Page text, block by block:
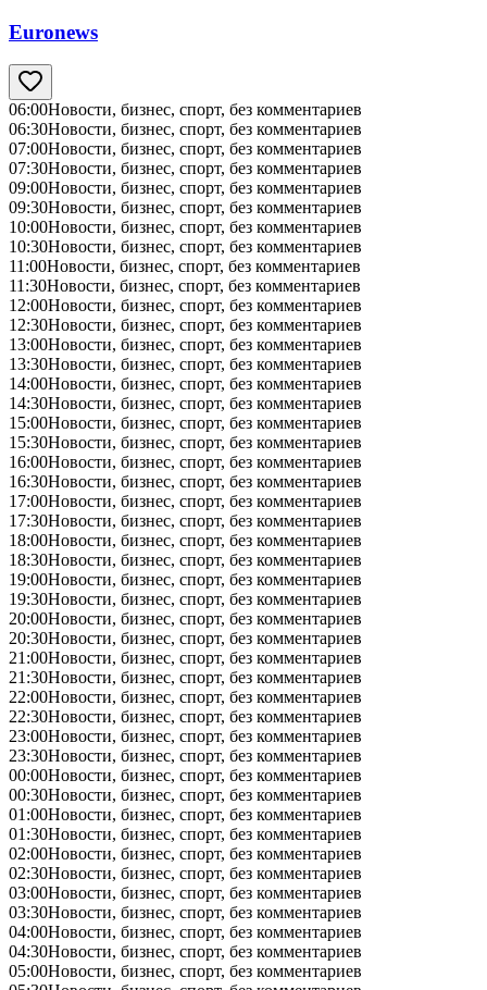
Euronews
06:00Новости, бизнес, спорт, без комментариев
06:30Новости, бизнес, спорт, без комментариев
07:00Новости, бизнес, спорт, без комментариев
07:30Новости, бизнес, спорт, без комментариев
09:00Новости, бизнес, спорт, без комментариев
09:30Новости, бизнес, спорт, без комментариев
10:00Новости, бизнес, спорт, без комментариев
10:30Новости, бизнес, спорт, без комментариев
11:00Новости, бизнес, спорт, без комментариев
11:30Новости, бизнес, спорт, без комментариев
12:00Новости, бизнес, спорт, без комментариев
12:30Новости, бизнес, спорт, без комментариев
13:00Новости, бизнес, спорт, без комментариев
13:30Новости, бизнес, спорт, без комментариев
14:00Новости, бизнес, спорт, без комментариев
14:30Новости, бизнес, спорт, без комментариев
15:00Новости, бизнес, спорт, без комментариев
15:30Новости, бизнес, спорт, без комментариев
16:00Новости, бизнес, спорт, без комментариев
16:30Новости, бизнес, спорт, без комментариев
17:00Новости, бизнес, спорт, без комментариев
17:30Новости, бизнес, спорт, без комментариев
18:00Новости, бизнес, спорт, без комментариев
18:30Новости, бизнес, спорт, без комментариев
19:00Новости, бизнес, спорт, без комментариев
19:30Новости, бизнес, спорт, без комментариев
20:00Новости, бизнес, спорт, без комментариев
20:30Новости, бизнес, спорт, без комментариев
21:00Новости, бизнес, спорт, без комментариев
21:30Новости, бизнес, спорт, без комментариев
22:00Новости, бизнес, спорт, без комментариев
22:30Новости, бизнес, спорт, без комментариев
23:00Новости, бизнес, спорт, без комментариев
23:30Новости, бизнес, спорт, без комментариев
00:00Новости, бизнес, спорт, без комментариев
00:30Новости, бизнес, спорт, без комментариев
01:00Новости, бизнес, спорт, без комментариев
01:30Новости, бизнес, спорт, без комментариев
02:00Новости, бизнес, спорт, без комментариев
02:30Новости, бизнес, спорт, без комментариев
03:00Новости, бизнес, спорт, без комментариев
03:30Новости, бизнес, спорт, без комментариев
04:00Новости, бизнес, спорт, без комментариев
04:30Новости, бизнес, спорт, без комментариев
05:00Новости, бизнес, спорт, без комментариев